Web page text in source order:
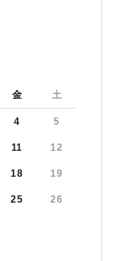
金 土
4 5
11 12
18 19
25 26